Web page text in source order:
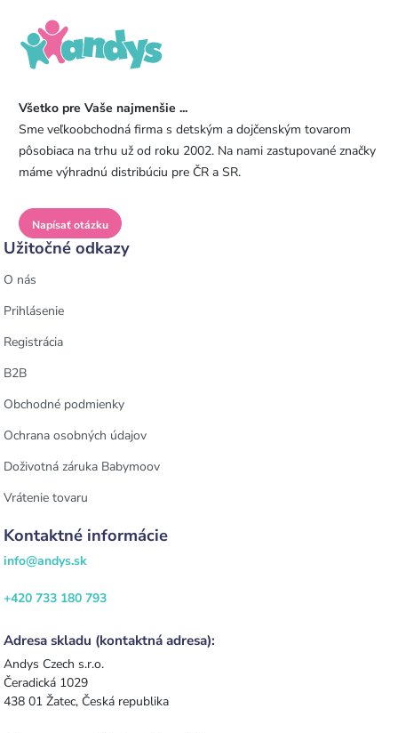
Všetko pre Vaše najmenšie ...
Sme veľkoobchodná firma s detským a dojčenským tovarom
pôsobiaca na trhu už od roku 2002. Na nami zastupované značky
máme výhradnú distribúciu pre ČR a SR.
Napísať otázku
Užitočné odkazy
O nás
Prihlásenie
Registrácia
B2B
Obchodné podmienky
Ochrana osobných údajov
Doživotná záruka Babymoov
Vrátenie tovaru
Kontaktné informácie
info@andys.sk
+420 733 180 793
Adresa skladu (kontaktná adresa):
Andys Czech s.r.o.
Čeradická 1029
438 01 Žatec, Česká republika